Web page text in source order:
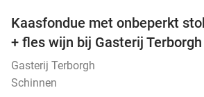
Kaasfondue met onbeperkt
+ fles wijn bij Gasterij Terborgh
Gasterij Terborgh
Schinnen